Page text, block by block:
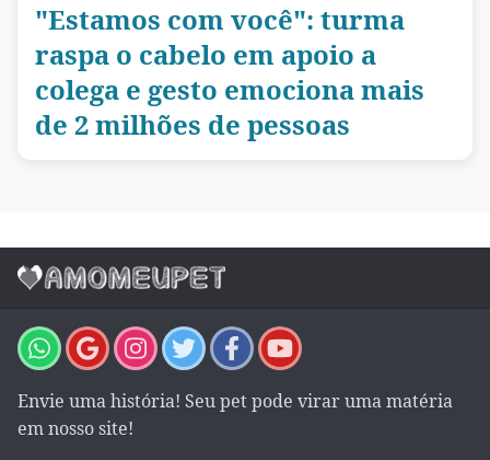
"Estamos com você": turma
raspa o cabelo em apoio a
colega e gesto emociona mais
de 2 milhões de pessoas
Envie uma história! Seu pet pode virar uma matéria
em nosso site!